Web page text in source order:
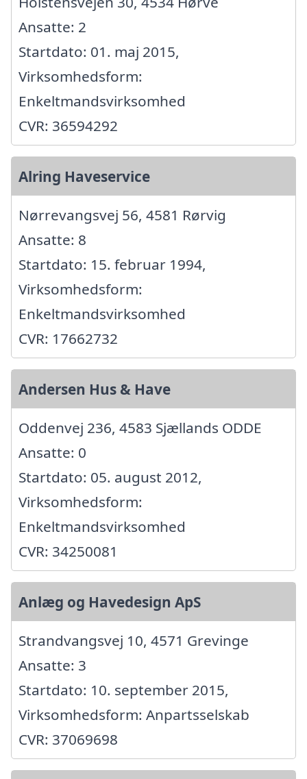
Ansatte: 2
Startdato: 01. maj 2015,
Virksomhedsform:
Enkeltmandsvirksomhed
CVR: 36594292
Alring Haveservice
Nørrevangsvej 56, 4581 Rørvig
Ansatte: 8
Startdato: 15. februar 1994,
Virksomhedsform:
Enkeltmandsvirksomhed
CVR: 17662732
Andersen Hus & Have
Oddenvej 236, 4583 Sjællands ODDE
Ansatte: 0
Startdato: 05. august 2012,
Virksomhedsform:
Enkeltmandsvirksomhed
CVR: 34250081
Anlæg og Havedesign ApS
Strandvangsvej 10, 4571 Grevinge
Ansatte: 3
Startdato: 10. september 2015,
Virksomhedsform: Anpartsselskab
CVR: 37069698